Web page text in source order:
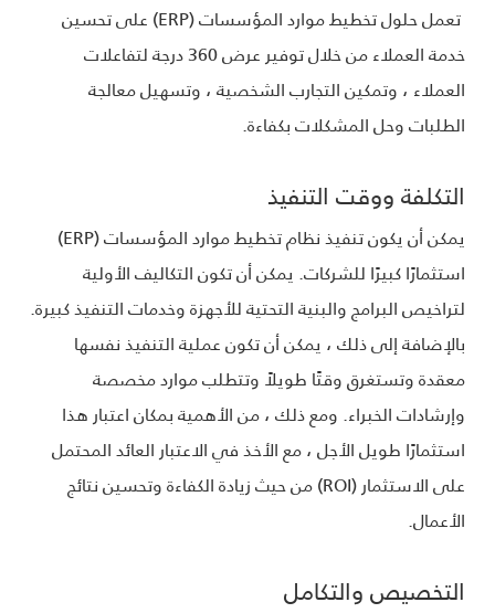
تعمل حلول تخطيط موارد المؤسسات (ERP) على تحسين
خدمة العملاء من خلال توفير عرض 360 درجة لتفاعلات
العملاء ، وتمكين التجارب الشخصية ، وتسهيل معالجة
الطلبات وحل المشكلات بكفاءة.
التكلفة ووقت التنفيذ
يمكن أن يكون تنفيذ نظام تخطيط موارد المؤسسات (ERP)
استثمارًا كبيرًا للشركات. يمكن أن تكون التكاليف الأولية
لتراخيص البرامج والبنية التحتية للأجهزة وخدمات التنفيذ كبيرة.
بالإضافة إلى ذلك ، يمكن أن تكون عملية التنفيذ نفسها
معقدة وتستغرق وقتًا طويلاً وتتطلب موارد مخصصة
وإرشادات الخبراء. ومع ذلك ، من الأهمية بمكان اعتبار هذا
استثمارًا طويل الأجل ، مع الأخذ في الاعتبار العائد المحتمل
على الاستثمار (ROI) من حيث زيادة الكفاءة وتحسين نتائج
الأعمال.
التخصيص والتكامل